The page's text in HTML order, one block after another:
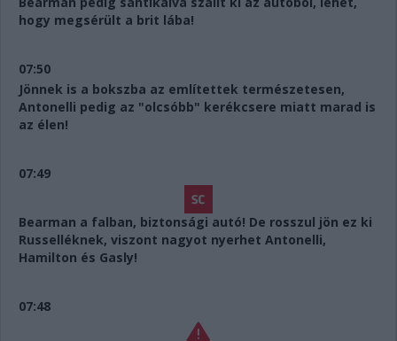
hogy megsérült a brit lába!
07:50
Jönnek is a bokszba az említettek természetesen,
Antonelli pedig az "olcsóbb" kerékcsere miatt marad is
az élen!
07:49
Bearman a falban, biztonsági autó! De rosszul jön ez ki
Russelléknek, viszont nagyot nyerhet Antonelli,
Hamilton és Gasly!
07:48